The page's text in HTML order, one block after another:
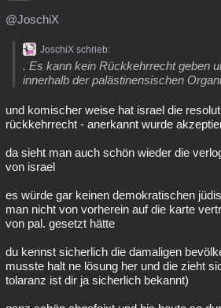
@JoschiX
JoschiX schrieb:
. Es kann kein Rückkehrrecht geben
innerhalb der palästinensischen
und komischer weise hat israel die
rückkehrrecht - anerkannt wurde
da sieht man auch schön wieder die
von israel
es würde gar keinen demokratischen
man nicht von vorherein auf die karte
von pal. gesetzt hätte
du kennst sicherlich die damaligen
musste halt ne lösung her und die zieht
tolaranz ist dir ja sicherlich bekannt)